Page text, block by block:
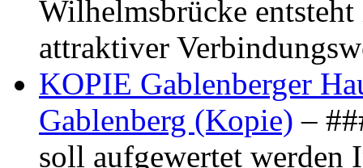
Wilhelmsbrücke
attraktiver
KOPIE Gablenberger
Gablenberg (Kopie) –
soll aufgewertet werden